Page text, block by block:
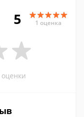
5 1 оценка